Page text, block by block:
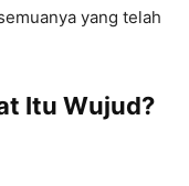
yang telah
Itu Wujud?